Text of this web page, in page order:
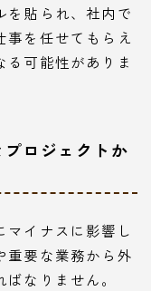
を貼られ、社内で
事を任せてもらえ
可能性がありま
ロジェクトか
マイナスに影響し
重要な業務から外
なりません。